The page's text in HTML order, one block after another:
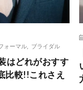
ォーマル ブライダル
はどれがおすす
比較!!これさえ